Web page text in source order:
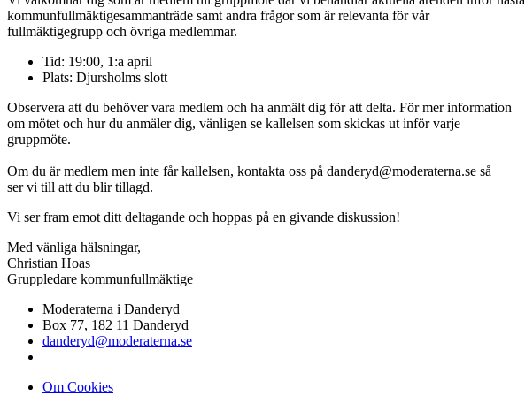
kommunfullmäktigesammanträde samt andra frågor som är relevanta för vår
fullmäktigegrupp och övriga medlemmar.
Tid: 19:00, 1:a april
Plats: Djursholms slott
Observera att du behöver vara medlem och ha anmält dig för att delta. För mer information
om mötet och hur du anmäler dig, vänligen se kallelsen som skickas ut inför varje
gruppmöte.
Om du är medlem men inte får kallelsen, kontakta oss på danderyd@moderaterna.se så
ser vi till att du blir tillagd.
Vi ser fram emot ditt deltagande och hoppas på en givande diskussion!
Med vänliga hälsningar,
Christian Hoas
Gruppledare kommunfullmäktige
Moderaterna i Danderyd
Box 77, 182 11 Danderyd
danderyd@moderaterna.se
Om Cookies